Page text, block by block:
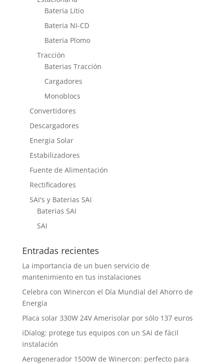
Bateria Litio
Bateria NI-CD
Bateria Plomo
Tracción
Baterias Tracción
Cargadores
Monoblocs
Convertidores
Descargadores
Energia Solar
Estabilizadores
Fuente de Alimentación
Rectificadores
SAI's y Baterias SAI
Baterias SAI
SAI
Entradas recientes
La importancia de un buen servicio de
mantenimiento en tus instalaciones
Celebra con Winercon el Día Mundial del Ahorro de
Energía
Placa solar 330W 24V Amerisolar por sólo 137 euros
iDialog: protege tus equipos con un SAI de fácil
instalación
Aerogenerador 1500W de Winercon: perfecto para